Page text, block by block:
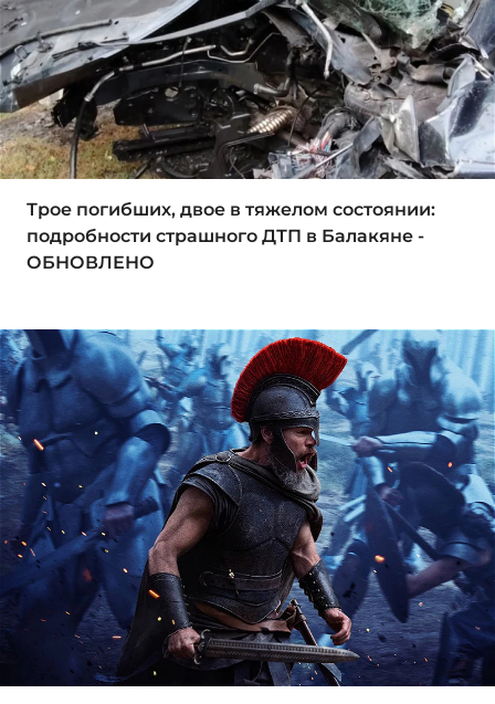
Трое погибших, двое в тяжелом состоянии:
подробности страшного ДТП в Балакяне -
ОБНОВЛЕНО